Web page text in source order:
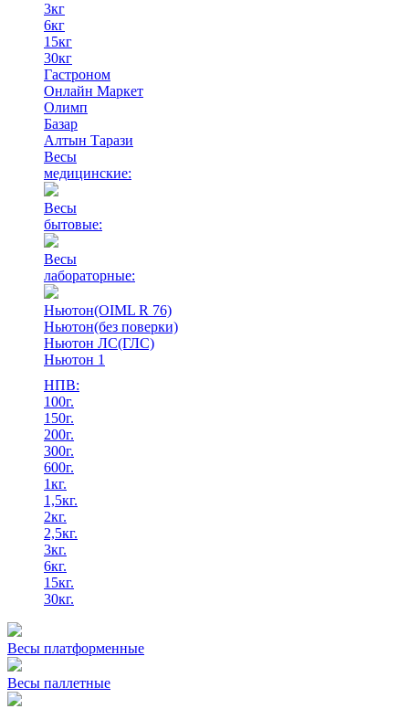
3кг
6кг
15кг
30кг
Гастроном
Онлайн Маркет
Олимп
Базар
Алтын Тарази
Весы
медицинские:
Весы
бытовые:
Весы
лабораторные:
Ньютон(OIML R 76)
Ньютон(без поверки)
Ньютон ЛС(ГЛС)
Ньютон 1
НПВ:
100г.
150г.
200г.
300г.
600г.
1кг.
1,5кг.
2кг.
2,5кг.
3кг.
6кг.
15кг.
30кг.
Весы платформенные
Весы паллетные